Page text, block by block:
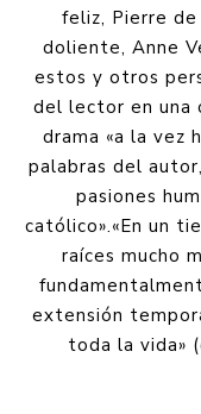
feliz, Pierre
doliente, Anne
estos y otros
del lector en una
drama «a la vez
palabras del
pasiones
católico».«En un
raíces mucho
extensión
toda la vida»